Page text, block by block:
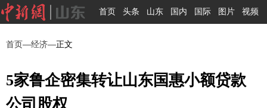
首页 头条 山东 国内 国际 图片 视频
首页—经济—正文
5家鲁企密集转让山东国惠小额贷款
公司股权